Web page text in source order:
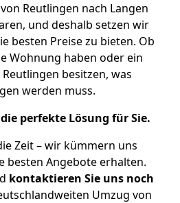
Reutlingen nach Langen
und deshalb setzen wir
besten Preise zu bieten. Ob
Wohnung haben oder ein
besitzen, was
werden muss.
perfekte Lösung für Sie.
Zeit – wir kümmern uns
besten Angebote erhalten.
kontaktieren Sie uns noch
Umzug von